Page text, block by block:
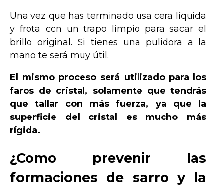
Una vez que has terminado usa cera líquida
y frota con un trapo limpio para sacar el
brillo original. Si tienes una pulidora a la
mano te será muy útil.
El mismo proceso será utilizado para los
faros de cristal, solamente que tendrás
que tallar con más fuerza, ya que la
superficie del cristal es mucho más
rígida.
¿Como prevenir las
formaciones de sarro y la